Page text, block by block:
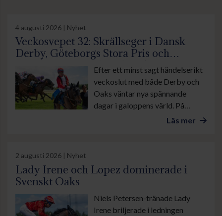
4 augusti 2026 | Nyhet
Veckosvepet 32: Skrällseger i Dansk
Derby, Göteborgs Stora Pris och
suverän insats av Lamborghini BF
Efter ett minst sagt händelserikt
veckoslut med både Derby och
Oaks väntar nya spännande
dagar i galoppens värld. På
onsdag är det lunchgalopp på
Ålborg. Sedan avslutas veckan
med årets stora familjedag på
annat Göteborgs Stora Pris.
Läs mer
2 augusti 2026 | Nyhet
Lady Irene och Lopez dominerade i
Svenskt Oaks
Niels Petersen-tränade Lady
Irene briljerade i ledningen